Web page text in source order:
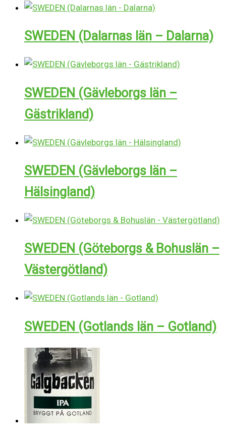
SWEDEN (Dalarnas län – Dalarna)
SWEDEN (Gävleborgs län –
Gästrikland)
SWEDEN (Gävleborgs län –
Hälsingland)
SWEDEN (Göteborgs & Bohuslän –
Västergötland)
SWEDEN (Gotlands län – Gotland)